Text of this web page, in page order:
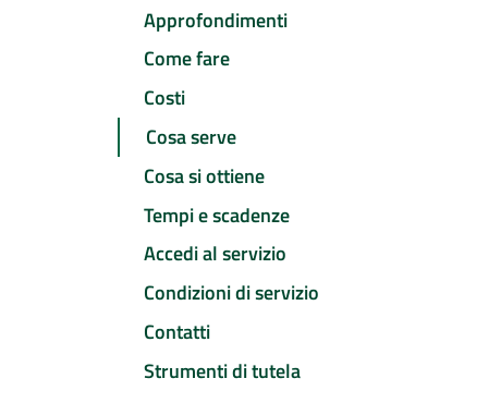
Approfondimenti
Come fare
Costi
Cosa serve
Cosa si ottiene
Tempi e scadenze
Accedi al servizio
Condizioni di servizio
Contatti
Strumenti di tutela